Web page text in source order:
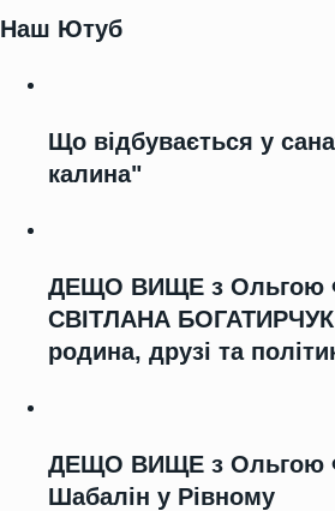
Наш Ютуб
Що відбувається у
калина"
ДЕЩО ВИЩЕ з Ольгою
СВІТЛАНА
родина, друзі та
ДЕЩО ВИЩЕ з Ольгою
Шабалін у Рівному